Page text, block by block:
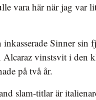
vara här när jag var
Sinner sin
Alcaraz vinstsvit i den
på två år.
slam-titlar är